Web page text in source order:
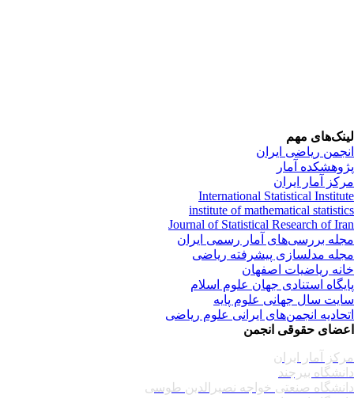
مهم
ریاضی ایران
آمار
آمار ایران
International Statistical
institute of mathematical
Journal of Statistical Research of
بررسی‌های آمار رسمی ایران
مدلسازی پیشرفته ریاضی
ریاضیات اصفهان
استنادی جهان علوم اسلام
سال جهانی علوم پایه
انجمن‌های ایرانی علوم ریاضی
حقوقی انجمن
آمار ایران
بیرجند
صنعتی خواجه نصیرالدین طوسی